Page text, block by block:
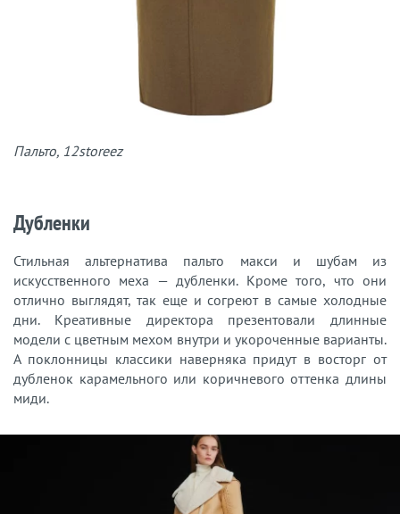
Пальто, 12storeez
Дубленки
Стильная альтернатива пальто макси и шубам из
искусственного меха — дубленки. Кроме того, что они
отлично выглядят, так еще и согреют в самые холодные
дни. Креативные директора презентовали длинные
модели с цветным мехом внутри и укороченные варианты.
А поклонницы классики наверняка придут в восторг от
дубленок карамельного или коричневого оттенка длины
миди.